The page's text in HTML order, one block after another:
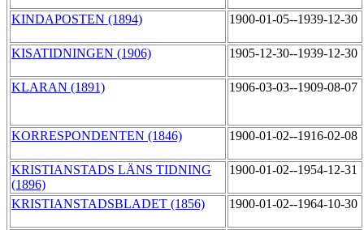
KINDAPOSTEN (1894) 1900-01-05--1939-12-30
KISATIDNINGEN (1906) 1905-12-30--1939-12-30
KLARAN (1891) 1906-03-03--1909-08-07
KORRESPONDENTEN (1846) 1900-01-02--1916-02-08
KRISTIANSTADS LÄNS TIDNING
(1896)
1900-01-02--1954-12-31
KRISTIANSTADSBLADET (1856) 1900-01-02--1964-10-30